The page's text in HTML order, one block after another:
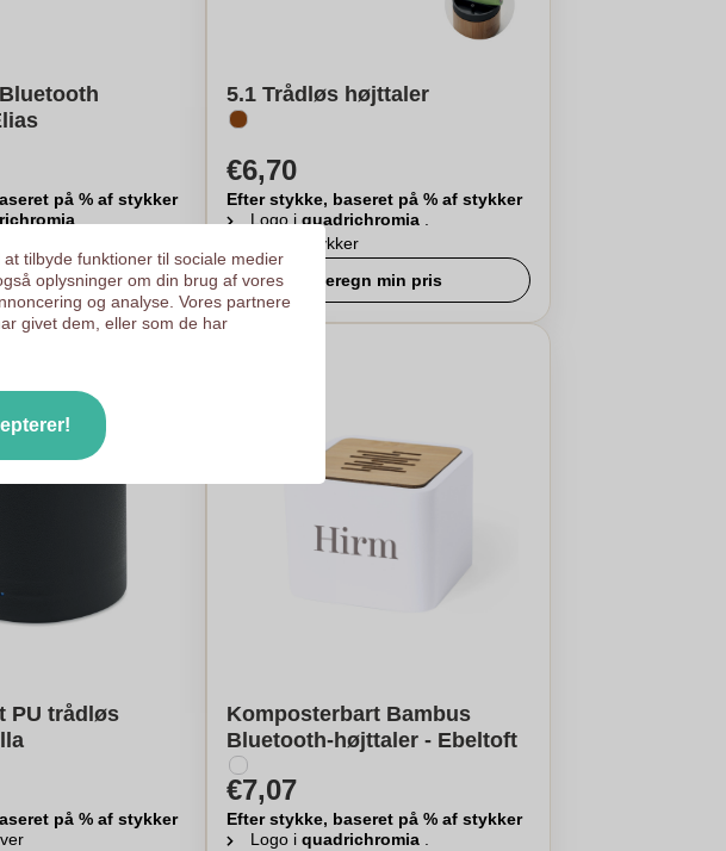
på % af stykker
.
min pris
5.1 Trådløs højttaler
€6,70
Efter stykke, baseret på % af stykker
Logo iquadrichromia .
stykker
Beregn min pris
PU trådløs
på % af stykker
Komposterbart Bambus
Bluetooth-højttaler - Ebeltoft
€7,07
Efter stykke, baseret på % af stykker
Logo i quadrichromia .
tilbyde funktioner til sociale medier
oplysninger om din brug af vores
og analyse. Vores partnere
givet dem, eller som de har